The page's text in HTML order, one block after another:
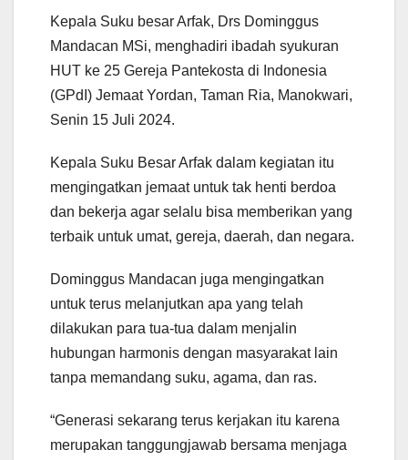
Kepala Suku besar Arfak, Drs Dominggus
Mandacan MSi, menghadiri ibadah syukuran
HUT ke 25 Gereja Pantekosta di Indonesia
(GPdI) Jemaat Yordan, Taman Ria, Manokwari,
Senin 15 Juli 2024.
Kepala Suku Besar Arfak dalam kegiatan itu
mengingatkan jemaat untuk tak henti berdoa
dan bekerja agar selalu bisa memberikan yang
terbaik untuk umat, gereja, daerah, dan negara.
Dominggus Mandacan juga mengingatkan
untuk terus melanjutkan apa yang telah
dilakukan para tua-tua dalam menjalin
hubungan harmonis dengan masyarakat lain
tanpa memandang suku, agama, dan ras.
“Generasi sekarang terus kerjakan itu karena
merupakan tanggungjawab bersama menjaga